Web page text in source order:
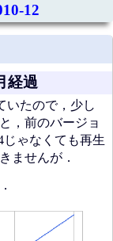
12
経過
いたので，少し
，前のバージョ
じゃなくても再生
ませんが．